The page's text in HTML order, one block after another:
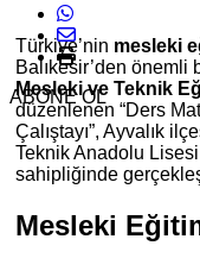
ABONE OL
Türkiye’nin mesleki
Balıkesir’den önemli
Mesleki ve Teknik
düzenlenen “Ders
Çalıştayı”, Ayvalık
Teknik Anadolu
sahipliğinde
Mesleki